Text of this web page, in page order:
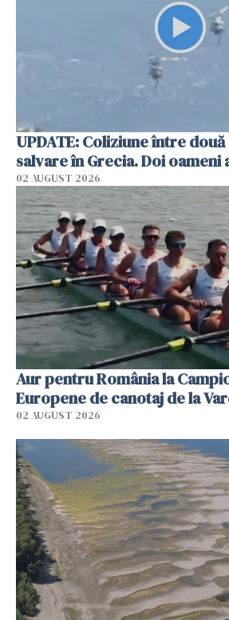
UPDATE: Coliziune între
salvare în Grecia. Doi oameni
02 AUGUST 2026
Aur pentru România la
Europene de canotaj de la
02 AUGUST 2026